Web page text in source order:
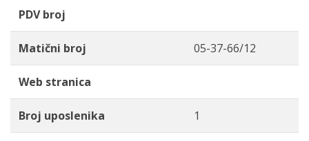
PDV broj
Matični broj 05-37-66/12
Web stranica
Broj uposlenika 1